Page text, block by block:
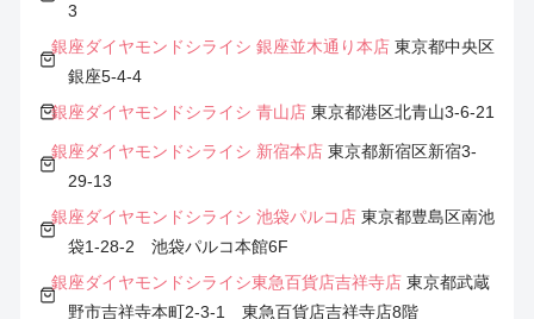
3
銀座ダイヤモンドシライシ 銀座並木通り本店 東京都中央区
銀座5-4-4
銀座ダイヤモンドシライシ 青山店 東京都港区北青山3-6-21
銀座ダイヤモンドシライシ 新宿本店 東京都新宿区新宿3-
29-13
銀座ダイヤモンドシライシ 池袋パルコ店 東京都豊島区南池
袋1-28-2 池袋パルコ本館6F
銀座ダイヤモンドシライシ東急百貨店吉祥寺店 東京都武蔵
野市吉祥寺本町2-3-1 東急百貨店吉祥寺店8階